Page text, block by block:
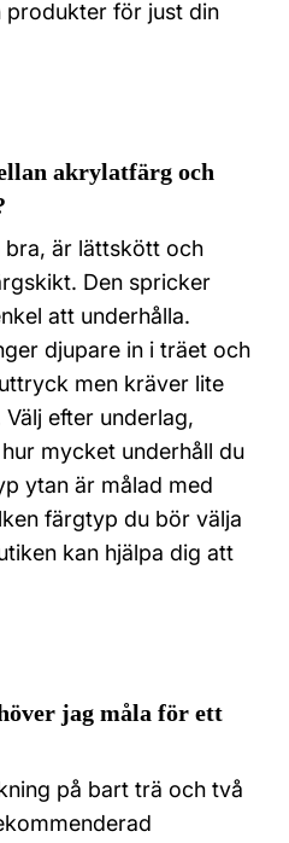
produkter för just din
akrylatfärg och
är lättskött och
Den spricker
att underhålla.
djupare in i träet och
men kräver lite
efter underlag,
mycket underhåll du
ytan är målad med
färgtyp du bör välja
kan hjälpa dig att
jag måla för ett
på bart trä och två